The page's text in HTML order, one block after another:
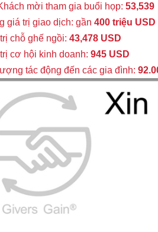
mời tham gia buổi họp: 53,539
giá trị giao dịch: gần 400 triệu USD
chỗ ghế ngồi: 43,478 USD
cơ hội kinh doanh: 945 USD
tác động đến các gia đình: